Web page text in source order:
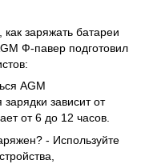
заряжать батареи
Ф-павер подготовил
AGM
зависит от
от 6 до 12 часов.
- Используйте